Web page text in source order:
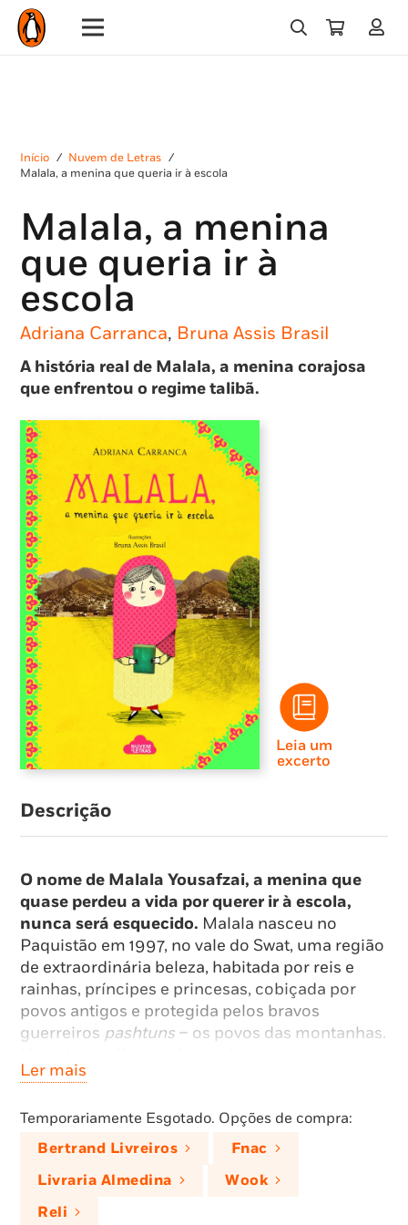
Início / Nuvem de Letras /
Malala, a menina que queria ir à escola
Malala, a menina
que queria ir à
escola
Adriana Carranca, Bruna Assis Brasil
A história real de Malala, a menina corajosa
que enfrentou o regime talibã.
Leia um
excerto
Descrição
O nome de Malala Yousafzai, a menina que
quase perdeu a vida por querer ir à escola,
nunca será esquecido. Malala nasceu no
Paquistão em 1997, no vale do Swat, uma região
de extraordinária beleza, habitada por reis e
rainhas, príncipes e princesas, cobiçada por
povos antigos e protegida pelos bravos
guerreiros pashtuns – os povos das montanhas.
Malala cresceu nos corredores da escola do pai,
invadiram a sua cidade. Armados e sempre
vigilantes, proibiram a música e a dança,
decretaram que apenas os meninos poderiam
estudar. Malala não podia aceitar esta situação
Ler mais
Temporariamente Esgotado. Opções de compra:
Bertrand Livreiros
Fnac
Livraria Almedina
Wook
Reli